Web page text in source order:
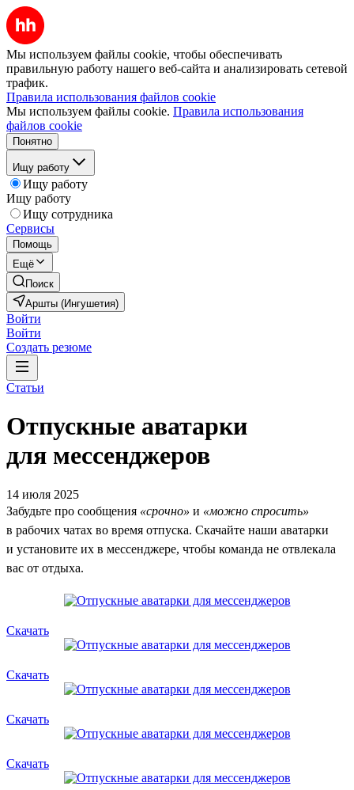
Мы используем файлы cookie, чтобы обеспечивать
правильную работу нашего веб-сайта и анализировать сетевой
трафик.
Правила использования файлов cookie
Мы используем файлы cookie. Правила использования
файлов cookie
Понятно
Ищу работу
Ищу работу
Ищу работу
Ищу сотрудника
Сервисы
Помощь
Ещё
Поиск
Аршты (Ингушетия)
Войти
Войти
Создать резюме
Статьи
Отпускные аватарки
для мессенджеров
14 июля 2025
Забудьте про сообщения «срочно» и «можно спросить»
в рабочих чатах во время отпуска. Скачайте наши аватарки
и установите их в мессенджере, чтобы команда не отвлекала
вас от отдыха.
Скачать
Скачать
Скачать
Скачать